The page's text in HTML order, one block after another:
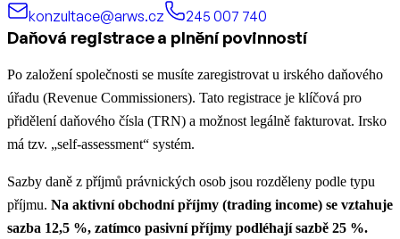
konzultace@arws.cz
245 007 740
Daňová registrace a plnění povinností
Po založení společnosti se musíte zaregistrovat u irského daňového
úřadu (Revenue Commissioners). Tato registrace je klíčová pro
přidělení daňového čísla (TRN) a možnost legálně fakturovat. Irsko
má tzv. „self-assessment“ systém.
Sazby daně z příjmů právnických osob jsou rozděleny podle typu
příjmu. Na aktivní obchodní příjmy (trading income) se vztahuje
sazba 12,5 %, zatímco pasivní příjmy podléhají sazbě 25 %.